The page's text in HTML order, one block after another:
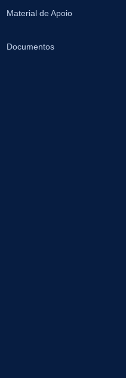
Material de Apoio
Documentos